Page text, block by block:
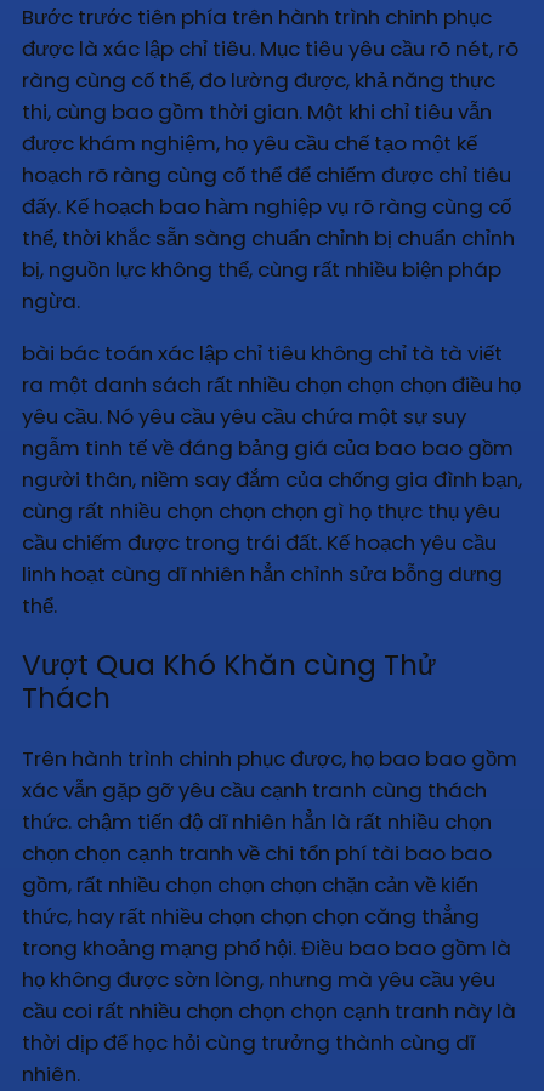
Bước trước tiên phía trên hành trình chinh phục
được là xác lập chỉ tiêu. Mục tiêu yêu cầu rõ nét, rõ
ràng cùng cố thể, đo lường được, khả năng thực
thi, cùng bao gồm thời gian. Một khi chỉ tiêu vẫn
được khám nghiệm, họ yêu cầu chế tạo một kế
hoạch rõ ràng cùng cố thể để chiếm được chỉ tiêu
đấy. Kế hoạch bao hàm nghiệp vụ rõ ràng cùng cố
thể, thời khắc sẵn sàng chuẩn chỉnh bị chuẩn chỉnh
bị, nguồn lực không thể, cùng rất nhiều biện pháp
ngừa.
bài bác toán xác lập chỉ tiêu không chỉ tà tà viết
ra một danh sách rất nhiều chọn chọn chọn điều họ
yêu cầu. Nó yêu cầu yêu cầu chứa một sự suy
ngẫm tinh tế về đáng bảng giá của bao bao gồm
người thân, niềm say đắm của chống gia đình bạn,
cùng rất nhiều chọn chọn chọn gì họ thực thụ yêu
cầu chiếm được trong trái đất. Kế hoạch yêu cầu
linh hoạt cùng dĩ nhiên hẳn chỉnh sửa bỗng dưng
thể.
Vượt Qua Khó Khăn cùng Thử
Thách
Trên hành trình chinh phục được, họ bao bao gồm
xác vẫn gặp gỡ yêu cầu cạnh tranh cùng thách
thức. chậm tiến độ dĩ nhiên hẳn là rất nhiều chọn
chọn chọn cạnh tranh về chi tổn phí tài bao bao
gồm, rất nhiều chọn chọn chọn chặn cản về kiến
thức, hay rất nhiều chọn chọn chọn căng thẳng
trong khoảng mạng phố hội. Điều bao bao gồm là
họ không được sờn lòng, nhưng mà yêu cầu yêu
cầu coi rất nhiều chọn chọn chọn cạnh tranh này là
thời dịp để học hỏi cùng trưởng thành cùng dĩ
nhiên.